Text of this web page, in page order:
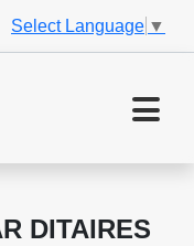
Select Language ▼
DITAIRES